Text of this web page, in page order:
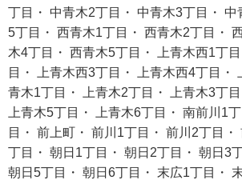
丁目・ 中青木2丁目・ 中青木3丁目・ 中
5丁目・ 西青木1丁目・ 西青木2丁目・
木4丁目・ 西青木5丁目・ 上青木西1丁
目・ 上青木西3丁目・ 上青木西4丁目・
青木1丁目・ 上青木2丁目・ 上青木3丁
上青木5丁目・ 上青木6丁目・ 南前川1
目・ 前上町・ 前川1丁目・ 前川2丁目
丁目・ 朝日1丁目・ 朝日2丁目・ 朝日3
朝日5丁目・ 朝日6丁目・ 末広1丁目・